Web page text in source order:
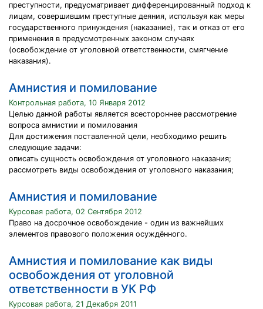
преступности, предусматривает дифференцированный подход к
лицам, совершившим преступные деяния, используя как меры
государственного принуждения (наказание), так и отказ от его
применения в предусмотренных законом случаях
(освобождение от уголовной ответственности, смягчение
наказания).
Амнистия и помилование
Контрольная работа, 10 Января 2012
Целью данной работы является всестороннее рассмотрение
вопроса амнистии и помилования
Для достижения поставленной цели, необходимо решить
следующие задачи:
описать сущность освобождения от уголовного наказания;
рассмотреть виды освобождения от уголовного наказания;
Амнистия и помилование
Курсовая работа, 02 Сентября 2012
Право на досрочное освобождение - один из важнейших
элементов правового положения осуждённого.
Амнистия и помилование как виды
освобождения от уголовной
ответственности в УК РФ
Курсовая работа, 21 Декабря 2011